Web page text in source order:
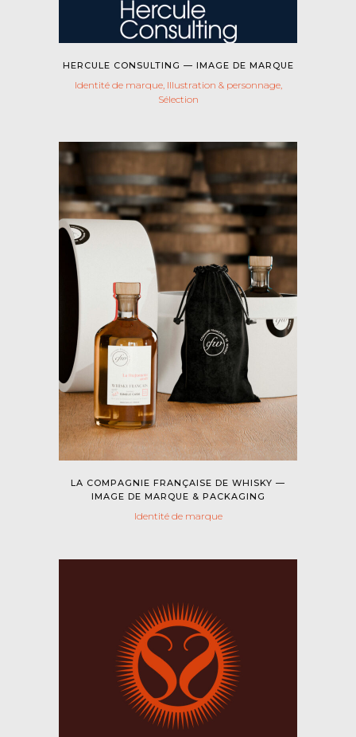
HERCULE CONSULTING — IMAGE DE MARQUE
Identité de marque, Illustration & personnage,
Sélection
LA COMPAGNIE FRANÇAISE DE WHISKY —
IMAGE DE MARQUE & PACKAGING
Identité de marque